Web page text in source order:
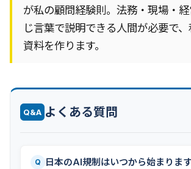
が私の顧問経験則。法務・現場・
じ言葉で説明できる人間が必要で
資料を作ります。
Q&A よくある質問
Q 日本のAI規制はいつから始まりま